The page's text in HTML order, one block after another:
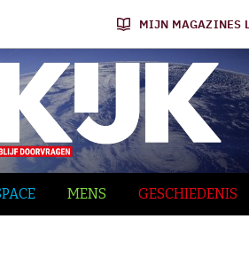
MIJN MAGAZINES
MENS GESCHIEDENIS